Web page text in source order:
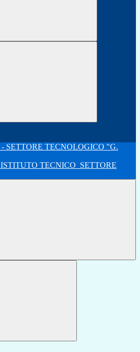
ISTITUTO TECNICO SETTORE